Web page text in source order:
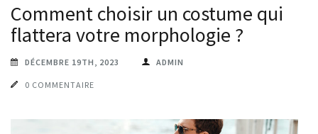
Comment choisir un costume qui
flattera votre morphologie ?
DÉCEMBRE 19TH, 2023 ADMIN
0 COMMENTAIRE